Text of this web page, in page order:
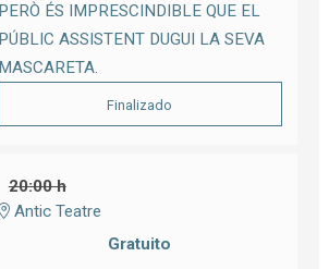
PERÒ ÉS IMPRESCINDIBLE QUE EL
PÚBLIC ASSISTENT DUGUI LA SEVA
MASCARETA.
Finalizado
20:00 h
Antic Teatre
Gratuito